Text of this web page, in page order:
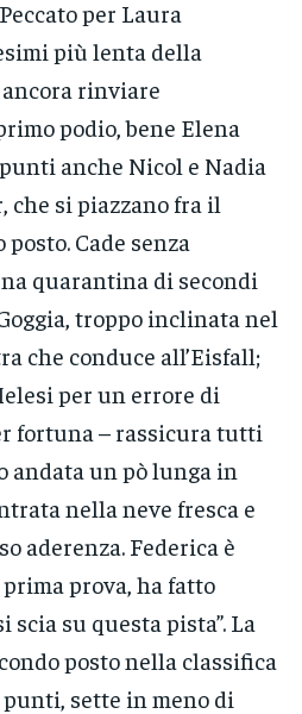
per Laura
più lenta della
ancora rinviare
podio, bene Elena
anche Nicol e Nadia
che si piazzano fra il
Cade senza
quarantina di secondi
troppo inclinata nel
che conduce all’Eisfall;
per un errore di
fortuna – rassicura tutti
andata un pò lunga in
nella neve fresca e
aderenza. Federica è
prova, ha fatto
su questa pista”. La
posto nella classifica
sette in meno di